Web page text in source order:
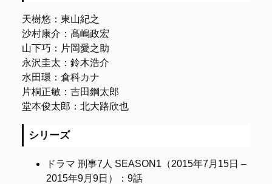
天樹悠：東山紀之
沙村康介：髙嶋政宏
山下巧：片岡愛之助
永沢圭太：鈴木浩介
水田環：倉科カナ
片桐正敏：吉田鋼太郎
堂本俊太郎：北大路欣也
シリーズ
ドラマ 刑事7人 SEASON1（2015年7月15日 –
2015年9月9日）
：9話